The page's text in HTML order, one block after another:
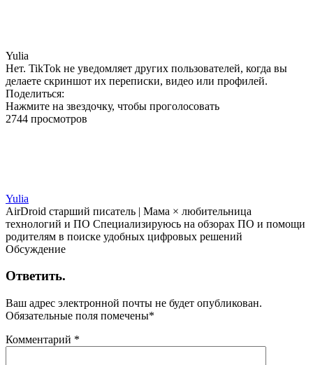
Yulia
Нет. TikTok не уведомляет других пользователей, когда вы
делаете скриншот их переписки, видео или профилей.
Поделиться:
Нажмите на звездочку, чтобы проголосовать
2744 просмотров
Yulia
AirDroid старший писатель | Мама × любительница
технологий и ПО Специализируюсь на обзорах ПО и помощи
родителям в поиске удобных цифровых решений
Обсуждение
Ответить.
Ваш адрес электронной почты не будет опубликован.
Обязательные поля помечены*
Комментарий *